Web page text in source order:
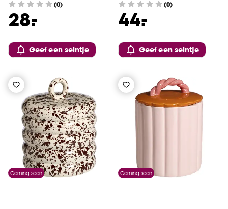
(0)
28.
-
Geef een seintje
(0)
44.
-
Geef een seintje
Coming soon Coming soon